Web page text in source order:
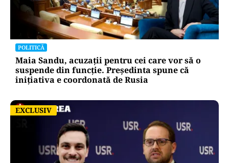
POLITICĂ
Maia Sandu, acuzații pentru cei care vor să o
suspende din funcție. Președinta spune că
inițiativa e coordonată de Rusia
EXCLUSIV
EXCLUSIV